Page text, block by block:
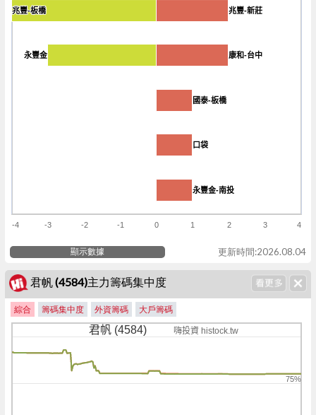
兆豐-新莊
兆豐-新莊
康和-台中
康和-台中
國泰-板橋
國泰-板橋
口袋
口袋
永豐金-南投
永豐金-南投
兆豐-板橋
兆豐-板橋
永豐金
永豐金
-4 -3 -2 -1 0 1 2 3 4
顯示數據 更新時間:2026.08.04
君帆 (4584)主力籌碼集中度
綜合 籌碼集中度 外資籌碼 大戶籌碼
君帆 (4584) 嗨投資 histock.tw
75%